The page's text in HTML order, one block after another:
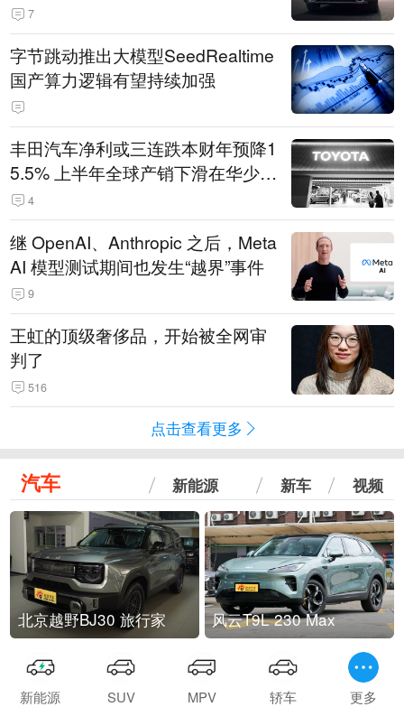
7
字节跳动推出大模型SeedRealtime
国产算力逻辑有望持续加强
丰田汽车净利或三连跌本财年预降1
5.5% 上半年全球产销下滑在华少卖
14.3万辆
4
继 OpenAI、Anthropic 之后，Meta
AI 模型测试期间也发生“越界”事件
9
王虹的顶级奢侈品，开始被全网审
判了
516
点击查看更多
汽车 新能源 新车 视频
北京越野BJ30 旅行家 风云T9L 230 Max
新能源 SUV MPV 轿车 更多